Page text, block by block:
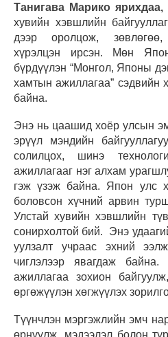
Танигава Марико ярихдаа,
хувийн хэвшлийн
дээр оролцож, зөвлөгөө,
хүрэлцэн ирсэн. Мөн
бүрдүүлэн “Монгол, Японы
хамтын ажиллагаа” сэдвийн
байна.
Энэ нь цаашид хоёр улсын
эрүүл мэндийн
солилцох, шинэ
ажиллагааг нэг алхам
гэж үзэж байна. Япон улс
боловсон хүчний арвин
Улстай хувийн хэвшлийн
сонирхолтой бий. Энэ
уулзалт учраас эхний
чиглэлээр явагдаж
ажиллагаа зохион
өргөжүүлэн хөгжүүлэх
Түүнчлэн мэргэжлийн эмч